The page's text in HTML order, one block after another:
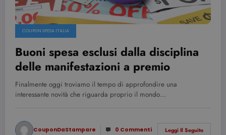
COUPON SPESA ITALIA
Buoni spesa esclusi dalla disciplina
delle manifestazioni a premio
Finalmente oggi troviamo il tempo di approfondire una
interessante novità che riguarda proprio il mondo…
CouponDaStampare 0 Commenti Leggi Il Seguito